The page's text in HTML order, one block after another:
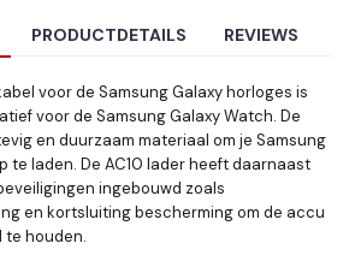
PRODUCTDETAILS REVIEWS
voor de Samsung Galaxy horloges is
voor de Samsung Galaxy Watch. De
en duurzaam materiaal om je Samsung
te laden. De AC10 lader heeft daarnaast
ingebouwd zoals
en kortsluiting bescherming om de accu
te houden.